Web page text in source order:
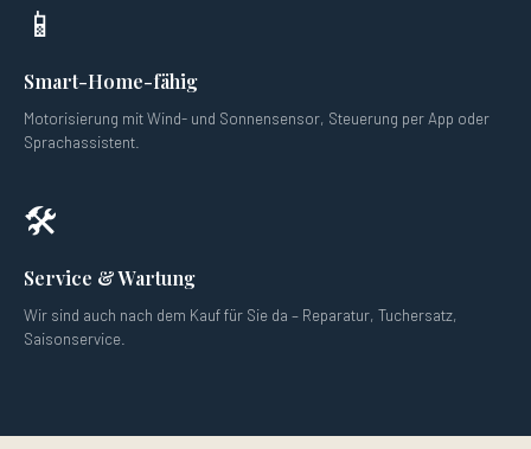
📱
Smart-Home-fähig
Motorisierung mit Wind- und Sonnensensor, Steuerung per App oder
Sprachassistent.
🛠️
Service & Wartung
Wir sind auch nach dem Kauf für Sie da – Reparatur, Tuchersatz,
Saisonservice.